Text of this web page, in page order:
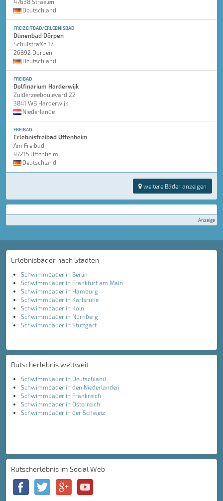
47638 Straelen
Deutschland
FREIZEITBAD/ERLEBNISBAD
Dünenbad Dörpen
Schulstraße 12
26892 Dörpen
Deutschland
FREIBAD
Dolfinarium Harderwijk
Zuiderzeeboulevard 22
3841 WB Harderwijk
Niederlande
FREIBAD
Erlebnisfreibad Uffenheim
Am Freibad
97215 Uffenheim
Deutschland
weitere Bäder anzeigen
Anzeige
Erlebnisbäder nach Städten
Schwimmbäder in Berlin
Schwimmbäder in Frankfurt am Main
Schwimmbäder in Hamburg
Schwimmbäder in Karlsruhe
Schwimmbäder in Köln
Schwimmbäder in Nürnberg
Schwimmbäder in Stuttgart
Rutscherlebnis weltweit
Schwimmbäder in Deutschland
Schwimmbäder in den Niederlanden
Schwimmbäder in Frankreich
Schwimmbäder in Österreich
Schwimmbäder in der Schweiz
Rutscherlebnis im Social Web